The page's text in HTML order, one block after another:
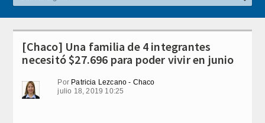
[Chaco] Una familia de 4 integrantes
necesitó $27.696 para poder vivir en junio
Por Patricia Lezcano - Chaco
julio 18, 2019 10:25